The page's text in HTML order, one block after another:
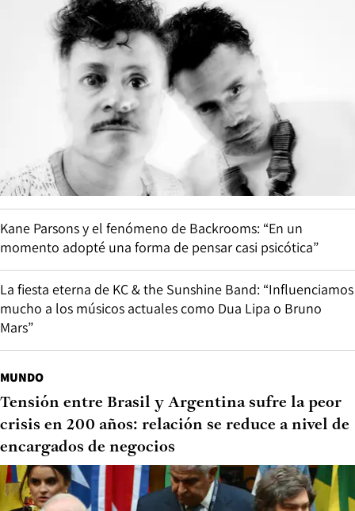
Kane Parsons y el fenómeno de Backrooms: “En un
momento adopté una forma de pensar casi psicótica”
La fiesta eterna de KC & the Sunshine Band: “Influenciamos
mucho a los músicos actuales como Dua Lipa o Bruno
Mars”
MUNDO
Tensión entre Brasil y Argentina sufre la peor
crisis en 200 años: relación se reduce a nivel de
encargados de negocios